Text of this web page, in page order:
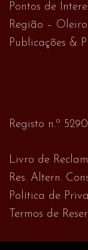
Pontos de
Região –
Publicações &
Registo n.º
Livro de
Res. Altern.
Política de
Termos de